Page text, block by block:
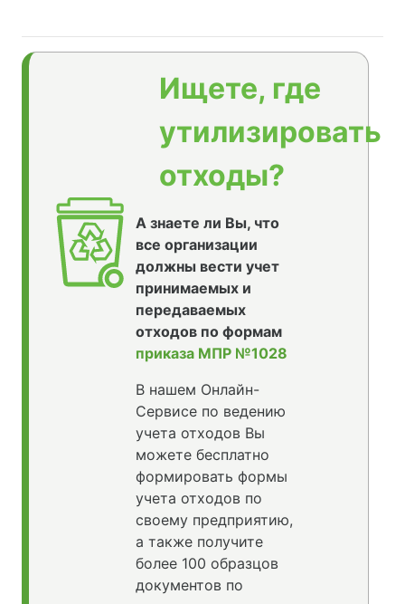
Ищете, где
утилизировать
отходы?
А знаете ли Вы, что
все организации
должны вести учет
принимаемых и
передаваемых
отходов по формам
приказа МПР №1028
В нашем Онлайн-
Сервисе по ведению
учета отходов Вы
можете бесплатно
формировать формы
учета отходов по
своему предприятию,
а также получите
более 100 образцов
документов по